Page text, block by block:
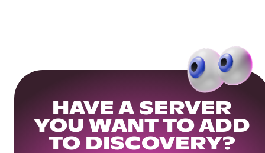
HAVE A SERVER
YOU WANT TO ADD
TO DISCOVERY?